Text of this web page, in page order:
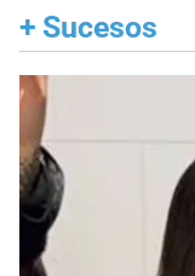
+ Sucesos